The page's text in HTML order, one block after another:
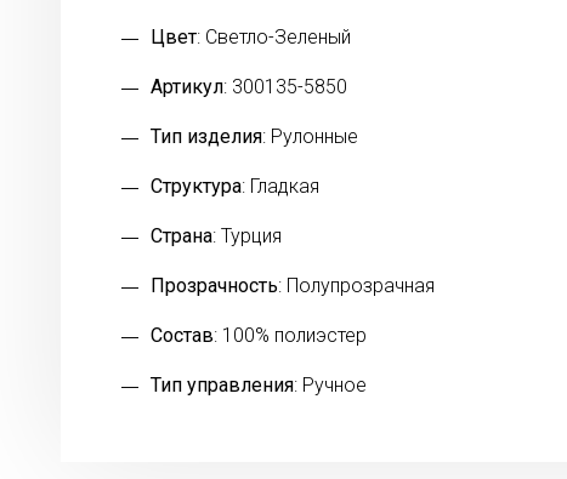
Цвет: Светло-Зеленый
Артикул: 300135-5850
Тип изделия: Рулонные
Структура: Гладкая
Страна: Турция
Прозрачность: Полупрозрачная
Состав: 100% полиэстер
Тип управления: Ручное